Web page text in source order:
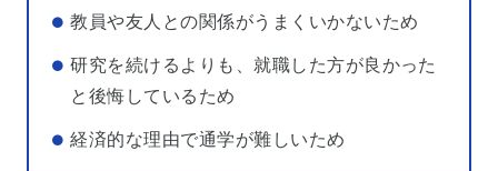
教員や友人との関係がうまくいかないため
研究を続けるよりも、就職した方が良かった
と後悔しているため
経済的な理由で通学が難しいため